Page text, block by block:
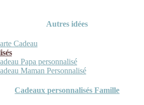
Autres idées
Cadeau
Papa personnalisé
Maman Personnalisé
Cadeaux personnalisés Famille